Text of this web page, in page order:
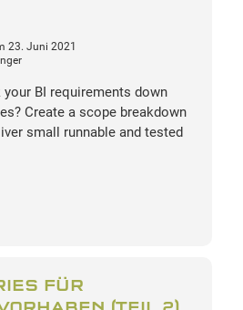
23. Juni 2021
your BI requirements down
Create a scope breakdown
small runnable and tested
FÜR